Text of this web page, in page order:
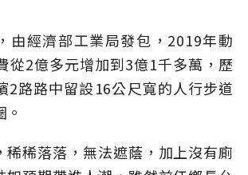
由經濟部工業局發包，2019年動
從2億多元增加到3億1千多萬，歷
路路中留設16公尺寬的人行步道
稀落落，無法遮蔭，加上沒有廁